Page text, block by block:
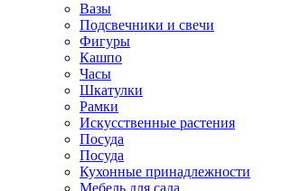
Вазы
Подсвечники и свечи
Фигуры
Кашпо
Часы
Шкатулки
Рамки
Искусственные растения
Посуда
Посуда
Кухонные принадлежности
Мебель для сада